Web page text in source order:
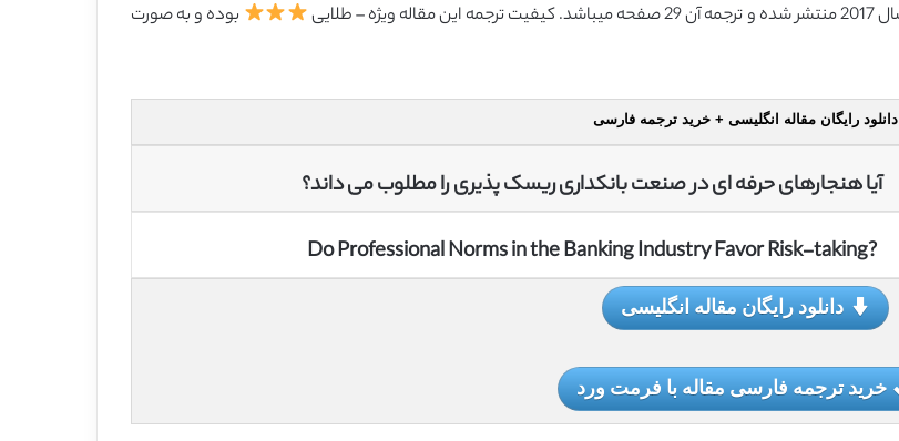
بوده و به صورت
دانلود رایگان مقاله انگلیسی + خرید ترجمه فارسی
آیا هنجارهای حرفه ای در صنعت بانکداری ریسک پذیری را مطلوب می داند؟
?Do Professional Norms in the Banking Industry Favor Risk-taking
دانلود رایگان مقاله انگلیسی
خرید ترجمه فارسی مقاله با فرمت ورد